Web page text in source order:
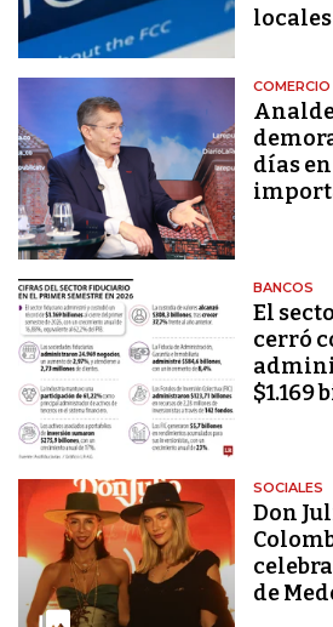
locales
COMERCIO
días
BANCOS
El
cerró
$1.169
SOCIALES
Don
de